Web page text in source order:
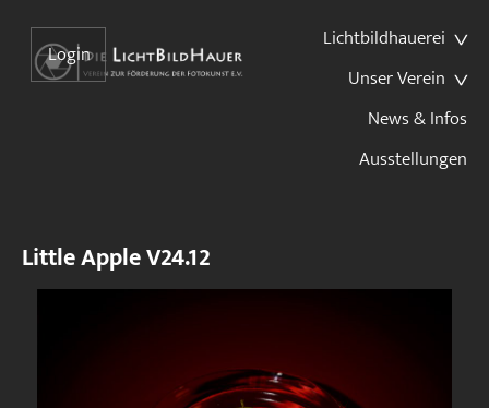
Lichtbildhauerei
Unser Verein
News & Infos
Ausstellungen
Login
Little Apple V24.12